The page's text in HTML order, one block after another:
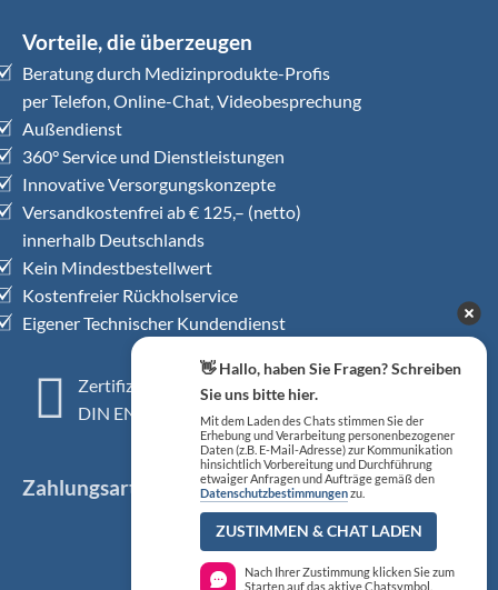
Vorteile, die überzeugen
Beratung durch Medizinprodukte-Profis
per Telefon, Online-Chat, Videobesprechung
Außendienst
360° Service und Dienstleistungen
Innovative Versorgungskonzepte
Versandkostenfrei ab € 125,– (netto)
innerhalb Deutschlands
Kein Mindestbestellwert
Kostenfreier Rückholservice
Eigener Technischer Kundendienst
Zertifiziertes QM-System
DIN EN ISO 13485
Zahlungsarten
👋 Hallo, haben Sie Fragen? Schreiben
Sie uns bitte hier.
Mit dem Laden des Chats stimmen Sie der
Erhebung und Verarbeitung personenbezogener
Daten (z.B. E-Mail-Adresse) zur Kommunikation
hinsichtlich Vorbereitung und Durchführung
etwaiger Anfragen und Aufträge gemäß den
Datenschutzbestimmungenzu.
ZUSTIMMEN & CHAT LADEN
Nach Ihrer Zustimmung klicken Sie zum
Starten auf das aktive Chatsymbol.